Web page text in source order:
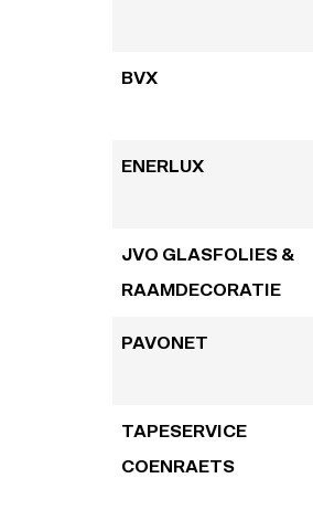
BVX
ENERLUX
JVO GLASFOLIES &
RAAMDECORATIE
PAVONET
TAPESERVICE
COENRAETS